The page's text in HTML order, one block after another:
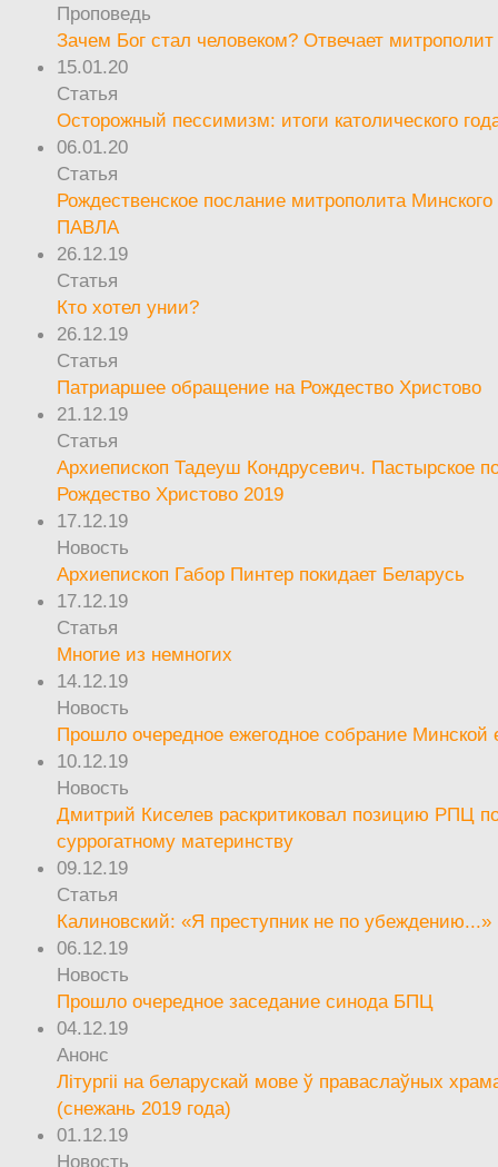
Проповедь
Зачем Бог стал человеком? Отвечает
15.01.20
Статья
Осторожный пессимизм: итоги католического
06.01.20
Статья
Рождественское послание митрополита Минского
ПАВЛА
26.12.19
Статья
Кто хотел унии?
26.12.19
Статья
Патриаршее обращение на Рождество Христово
21.12.19
Статья
Архиепископ Тадеуш Кондрусевич. Пастырское
Рождество Христово 2019
17.12.19
Новость
Архиепископ Габор Пинтер покидает Беларусь
17.12.19
Статья
Многие из немногих
14.12.19
Новость
Прошло очередное ежегодное собрание
10.12.19
Новость
Дмитрий Киселев раскритиковал позицию РПЦ
суррогатному материнству
09.12.19
Статья
Калиновский: «Я преступник не по убеждению...»
06.12.19
Новость
Прошло очередное заседание синода БПЦ
04.12.19
Анонс
Літургіі на беларускай мове ў праваслаўных
(снежань 2019 года)
01.12.19
Новость